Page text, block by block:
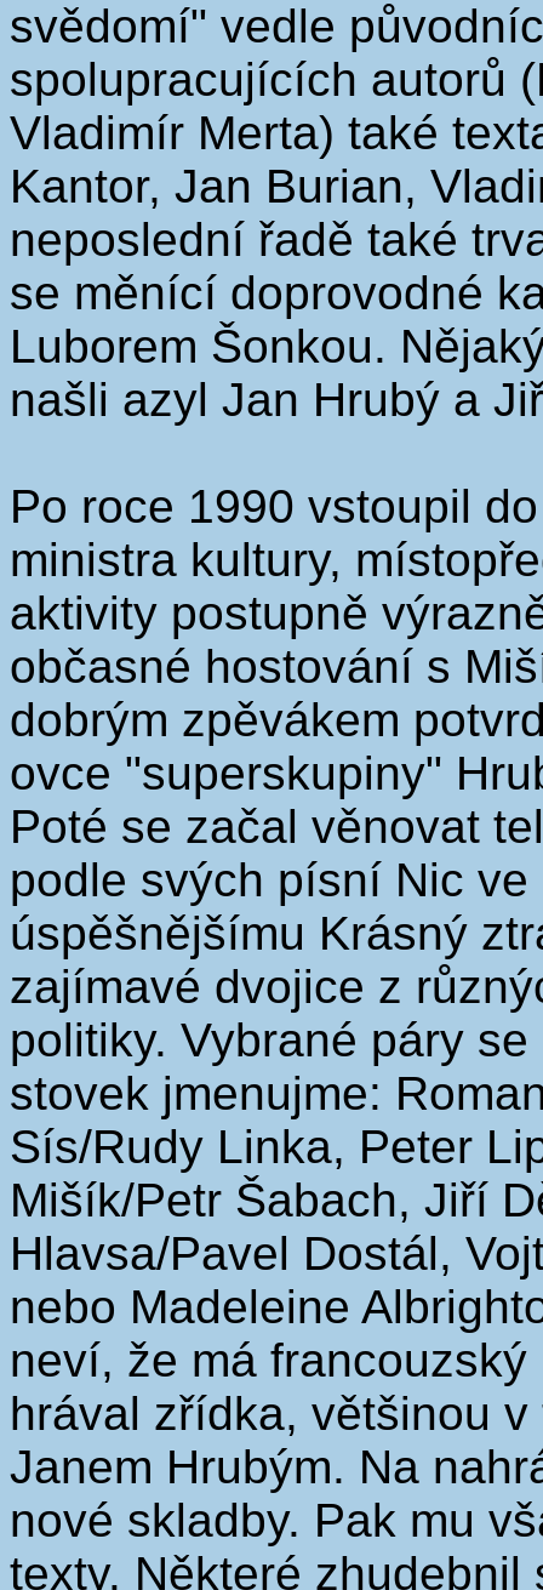
svědomí" vedle
spolupracujících autorů
Vladimír Merta) také
Kantor, Jan Burian,
neposlední řadě také
se měnící doprovodné
Luborem Šonkou.
našli azyl Jan Hrubý a
Po roce 1990 vstoupil
ministra kultury,
aktivity postupně
občasné hostování s
dobrým zpěvákem
ovce "superskupiny"
Poté se začal věnovat
podle svých písní Nic
úspěšnějšímu Krásný
zajímavé dvojice z
politiky. Vybrané páry
stovek jmenujme:
Sís/Rudy Linka, Peter
Mišík/Petr Šabach, Jiří
Hlavsa/Pavel Dostál,
nebo Madeleine
neví, že má
hrával zřídka, většinou
Janem Hrubým. Na
nové skladby. Pak mu
texty. Některé